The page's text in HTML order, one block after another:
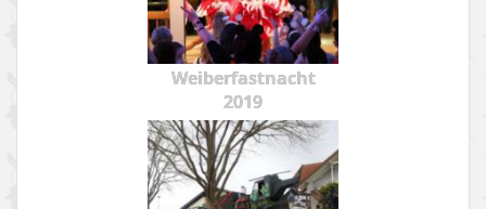
Weiberfastnacht
2019